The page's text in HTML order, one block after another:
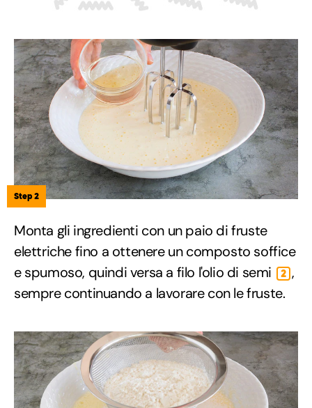
Step 2
Monta gli ingredienti con un paio di fruste
elettriche fino a ottenere un composto soffice
e spumoso, quindi versa a filo l'olio di semi
2 ,
sempre continuando a lavorare con le fruste.